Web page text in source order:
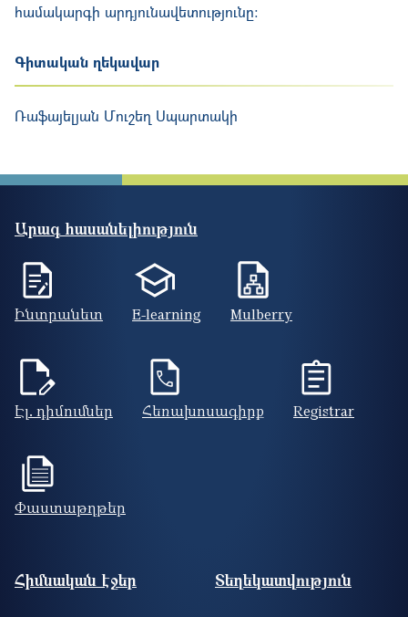
համակարգի արդյունավետությունը։
Գիտական ղեկավար
Ռաֆայելյան Մուշեղ Սպարտակի
Արագ հասանելիություն
Ինտրանետ E-learning Mulberry
Էլ. դիմումներ Հեռախոսագիրք Registrar
Փաստաթղթեր
Footer site information
Հիմնական էջեր Տեղեկատվություն